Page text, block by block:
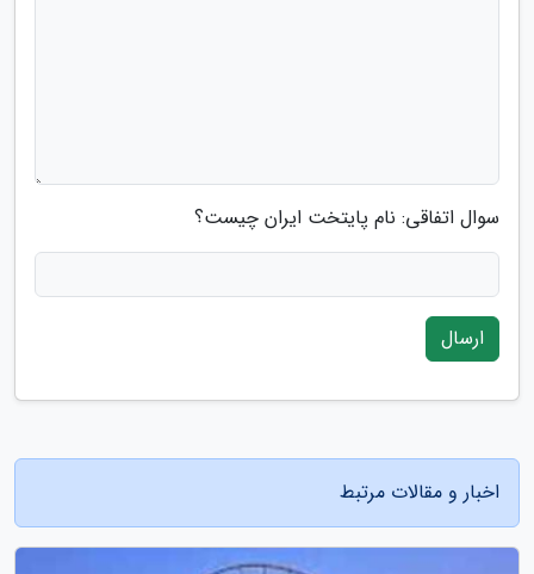
سوال اتفاقی: نام پایتخت ایران چیست؟
ارسال
اخبار و مقالات مرتبط